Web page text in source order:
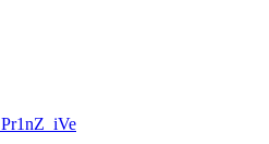
Pr1nZ_iVe